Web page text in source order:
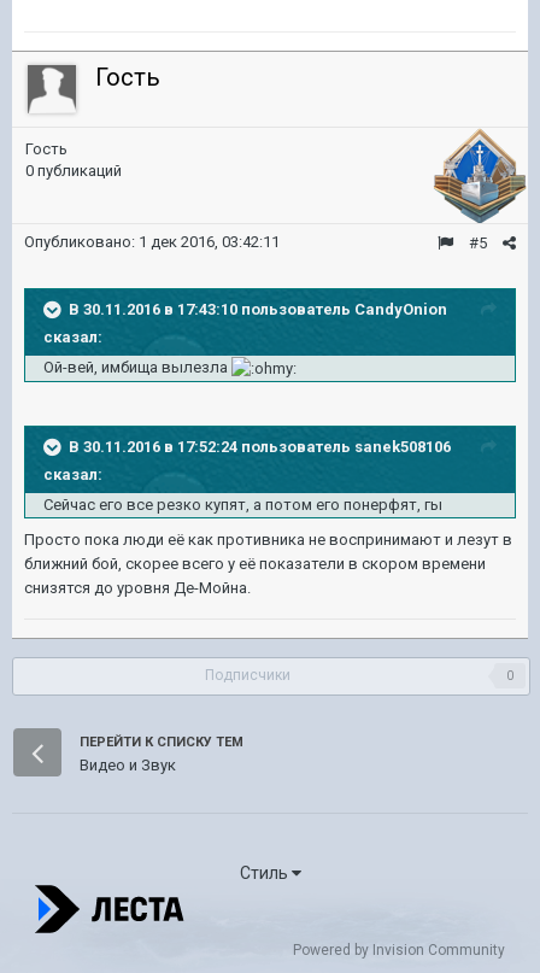
Гость
Гость
0 публикаций
#5
Опубликовано: 1 дек 2016, 03:42:11
В 30.11.2016 в 17:43:10 пользователь CandyOnion
сказал:
Ой-вей, имбища вылезла
В 30.11.2016 в 17:52:24 пользователь sanek508106
сказал:
Сейчас его все резко купят, а потом его понерфят, гы
Просто пока люди её как противника не воспринимают и лезут в
ближний бой, скорее всего у её показатели в скором времени
снизятся до уровня Де-Мойна.
Подписчики 0
ПЕРЕЙТИ К СПИСКУ ТЕМ
Видео и Звук
Стиль
Powered by Invision Community